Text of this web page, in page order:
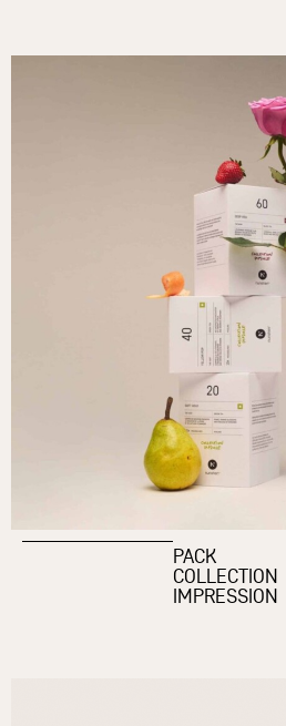
PACK
COLLECTION
IMPRESSION